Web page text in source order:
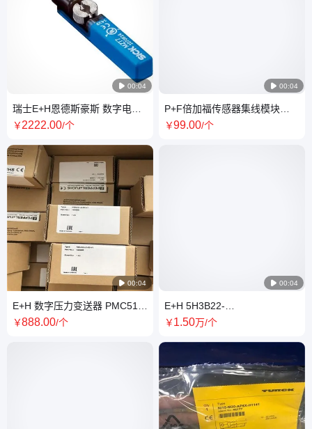
 00:04
瑞士E+H恩德斯豪斯 数字电极
测量电缆 CYK10-A051 长度5
￥2222.00/个
 00:04
E+H 数字压力变送器 PMC51-
AA21JA1PGCGLJA 全新原装
￥888.00/个
 00:04
P+F倍加福传感器集线模块
IQC21-12.4(10pcs)现货
￥99.00/个
 00:04
E+H 5H3B22-
BSIBAAAFAABI3S0BA1+AA 电
￥1.50万/个